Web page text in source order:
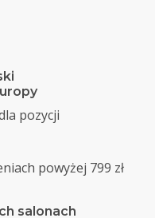
pozycji
powyżej 799 zł
salonach